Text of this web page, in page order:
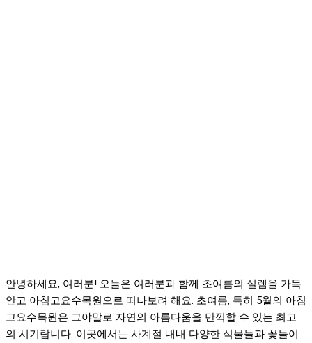
안녕하세요, 여러분! 오늘은 여러분과 함께 초여름의 설렘을 가득
안고 아침고요수목원으로 떠나보려 해요. 초여름, 특히 5월의 아침
고요수목원은 그야말로 자연의 아름다움을 만끽할 수 있는 최고
의 시기랍니다. 이곳에서는 사계절 내내 다양한 식물들과 꽃들이